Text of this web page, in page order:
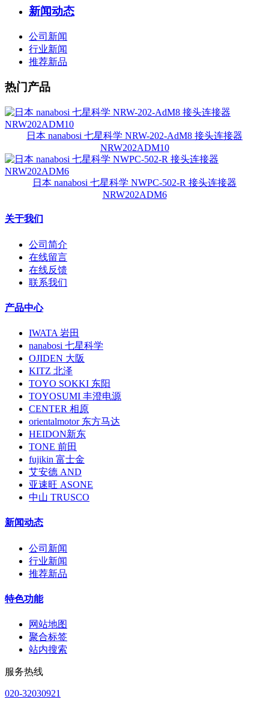
新闻动态
公司新闻
行业新闻
推荐新品
热门产品
日本 nanabosi 七星科学 NRW-202-AdM8 接头连接器
NRW202ADM10
日本 nanabosi 七星科学 NWPC-502-R 接头连接器
NRW202ADM6
关于我们
公司简介
在线留言
在线反馈
联系我们
产品中心
IWATA 岩田
nanabosi 七星科学
OJIDEN 大阪
KITZ 北泽
TOYO SOKKI 东阳
TOYOSUMI 丰澄电源
CENTER 相原
orientalmotor 东方马达
HEIDON新东
TONE 前田
fujikin 富士金
艾安德 AND
亚速旺 ASONE
中山 TRUSCO
新闻动态
公司新闻
行业新闻
推荐新品
特色功能
网站地图
聚合标签
站内搜索
服务热线
020-32030921